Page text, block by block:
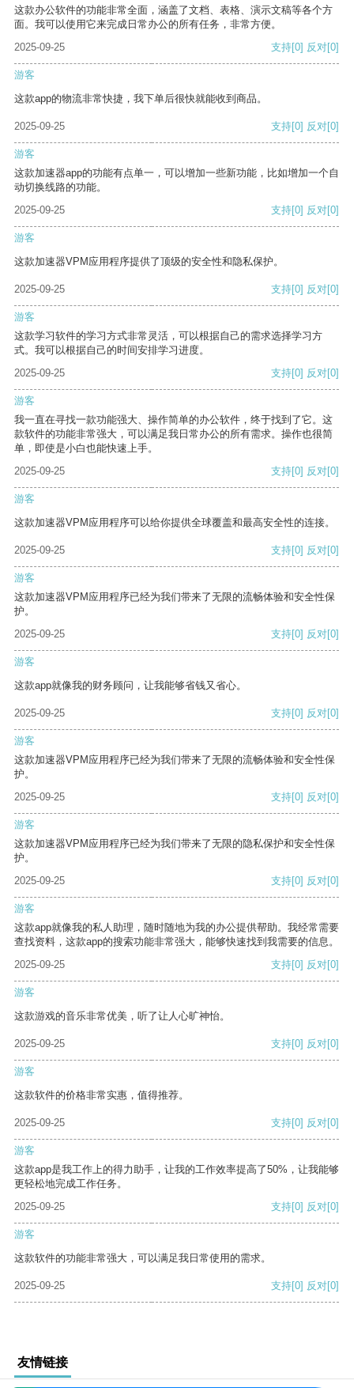
这款办公软件的功能非常全面，涵盖了文档、表格、演示文稿等各个方
面。我可以使用它来完成日常办公的所有任务，非常方便。
2025-09-25
支持[0] 反对[0]
游客
这款app的物流非常快捷，我下单后很快就能收到商品。
2025-09-25 支持[0] 反对[0]
游客
这款加速器app的功能有点单一，可以增加一些新功能，比如增加一个自
动切换线路的功能。
2025-09-25
支持[0] 反对[0]
游客
这款加速器VPM应用程序提供了顶级的安全性和隐私保护。
2025-09-25 支持[0] 反对[0]
游客
这款学习软件的学习方式非常灵活，可以根据自己的需求选择学习方
式。我可以根据自己的时间安排学习进度。
2025-09-25
支持[0] 反对[0]
游客
我一直在寻找一款功能强大、操作简单的办公软件，终于找到了它。这
款软件的功能非常强大，可以满足我日常办公的所有需求。操作也很简
单，即使是小白也能快速上手。
2025-09-25
支持[0] 反对[0]
游客
这款加速器VPM应用程序可以给你提供全球覆盖和最高安全性的连接。
2025-09-25 支持[0] 反对[0]
游客
这款加速器VPM应用程序已经为我们带来了无限的流畅体验和安全性保
护。
2025-09-25
支持[0] 反对[0]
游客
这款app就像我的财务顾问，让我能够省钱又省心。
2025-09-25 支持[0] 反对[0]
游客
这款加速器VPM应用程序已经为我们带来了无限的流畅体验和安全性保
护。
2025-09-25
支持[0] 反对[0]
游客
这款加速器VPM应用程序已经为我们带来了无限的隐私保护和安全性保
护。
2025-09-25
支持[0] 反对[0]
游客
这款app就像我的私人助理，随时随地为我的办公提供帮助。我经常需要
查找资料，这款app的搜索功能非常强大，能够快速找到我需要的信息。
2025-09-25
支持[0] 反对[0]
游客
这款游戏的音乐非常优美，听了让人心旷神怡。
2025-09-25 支持[0] 反对[0]
游客
这款软件的价格非常实惠，值得推荐。
2025-09-25 支持[0] 反对[0]
游客
这款app是我工作上的得力助手，让我的工作效率提高了50%，让我能够
更轻松地完成工作任务。
2025-09-25
支持[0] 反对[0]
游客
这款软件的功能非常强大，可以满足我日常使用的需求。
2025-09-25 支持[0] 反对[0]
友情链接